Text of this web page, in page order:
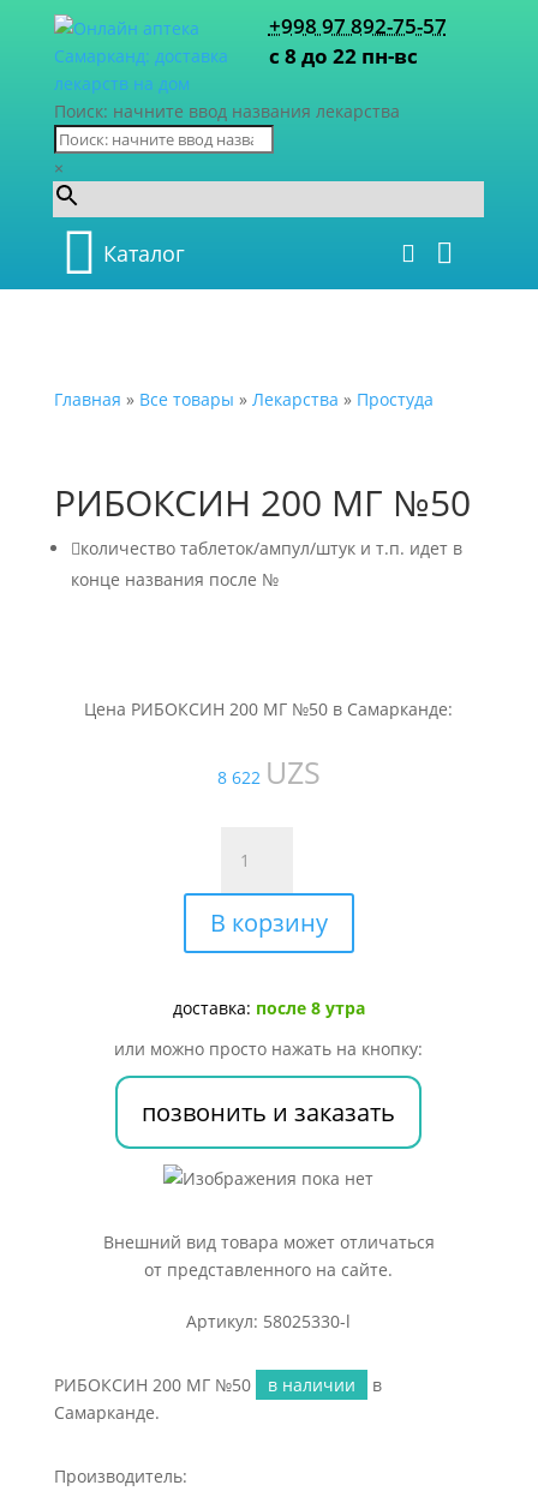
+998 97 892-75-57
с 8 до 22 пн-вс
Поиск: начните ввод названия лекарства
×
Каталог
Главная » Все товары » Лекарства » Простуда
РИБОКСИН 200 МГ №50
количество таблеток/ампул/штук и т.п. идет в
конце названия после №
Цена РИБОКСИН 200 МГ №50 в Самарканде:
8 622 UZS
товара
РИБОКСИН
200
МГ
В корзину
доставка: после 8 утра
или можно просто нажать на кнопку:
позвонить и заказать
Внешний вид товара может отличаться
от представленного на сайте.
Артикул: 58025330-l
РИБОКСИН 200 МГ №50 в наличии
в
Самарканде.
Производитель: